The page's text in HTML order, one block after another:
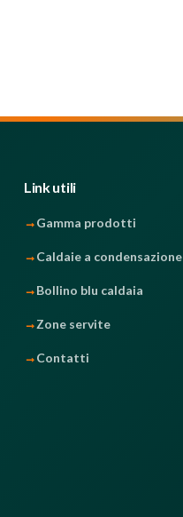
Link utili
Gamma prodotti
Caldaie a condensazione
Bollino blu caldaia
Zone servite
Contatti